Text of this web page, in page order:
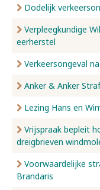
Dodelijk
Verpleegkundige
eerherstel
Verkeersongeval
Anker & Anker
Lezing Hans en
Vrijspraak bepleit
dreigbrieven
Voorwaardelijke
Brandaris